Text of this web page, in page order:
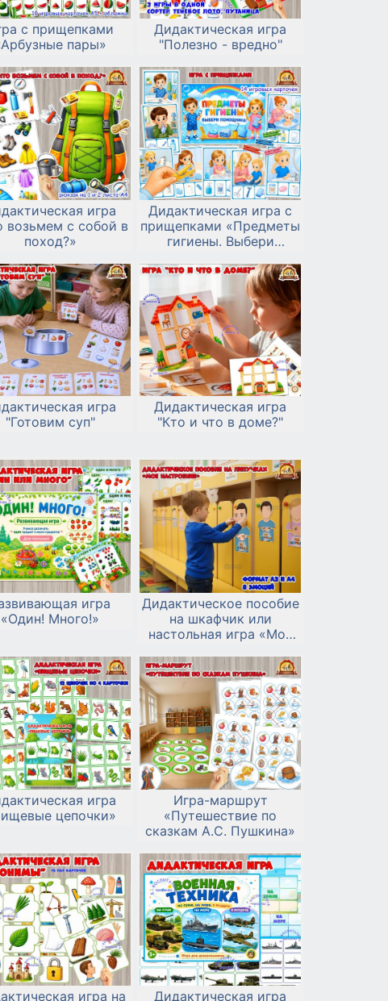
с прищепками
пары»
Дидактическая игра
"Полезно - вредно"
игра
возьмем с собой в
поход?»
Дидактическая игра с
прищепками «Предметы
гигиены. Выбери
игра
"Готовим суп"
Дидактическая игра
"Кто и что в доме?"
игра
«Один! Много!»
Дидактическое пособие
на шкафчик или
настольная игра «Мое
липучках
игра
цепочки»
Игра-маршрут
«Путешествие по
сказкам А.С. Пушкина»
игра на Дидактическая игра